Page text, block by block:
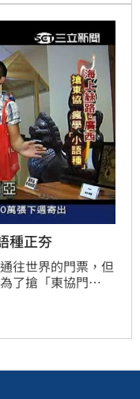
越語、印尼語補習
續開了東南亞語
學越南語、泰文的
種正夯
往世界的門票，但
了搶「東協門
語種，現在因為人
而當地台商的二
當「小留學生」。